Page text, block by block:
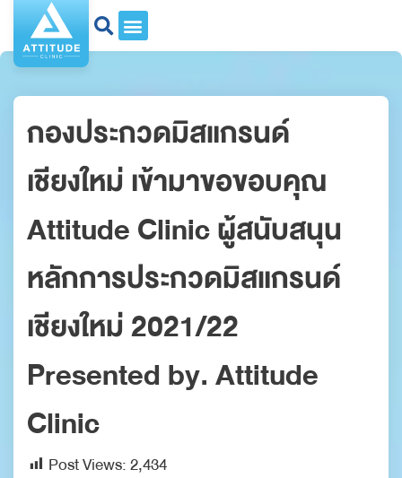
กองประกวดมิสแกรนด์
เชียงใหม่ เข้ามาขอขอบคุณ
Attitude Clinic ผู้สนับสนุน
หลักการประกวดมิสแกรนด์
เชียงใหม่ 2021/22
Presented by. Attitude
Clinic
Post Views:2,434